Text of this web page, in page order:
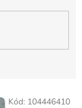
Kód: 104446410